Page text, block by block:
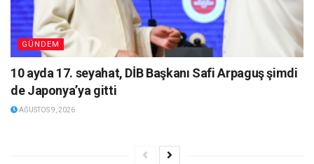
GÜNDEM
10 ayda 17. seyahat, DİB Başkanı Safi Arpaguş şimdi
de Japonya’ya gitti
AĞUSTOS 9, 2026